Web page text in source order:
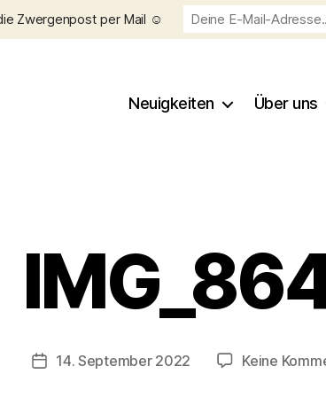
Neuigkeiten Über uns
Beitragsautor
V
o
ri
Veröffentlichungsdatum
14. September 2022 Keine
Zwergenpost per Mail ☺️